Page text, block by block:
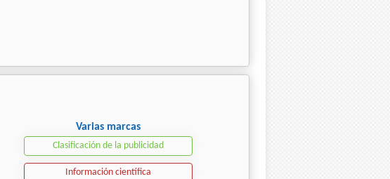
Varias marcas
Clasificación de la publicidad
Información científica